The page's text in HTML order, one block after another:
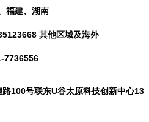
建、湖南
其他区域及海外
7736556
100号联东U谷太原科技创新中心13